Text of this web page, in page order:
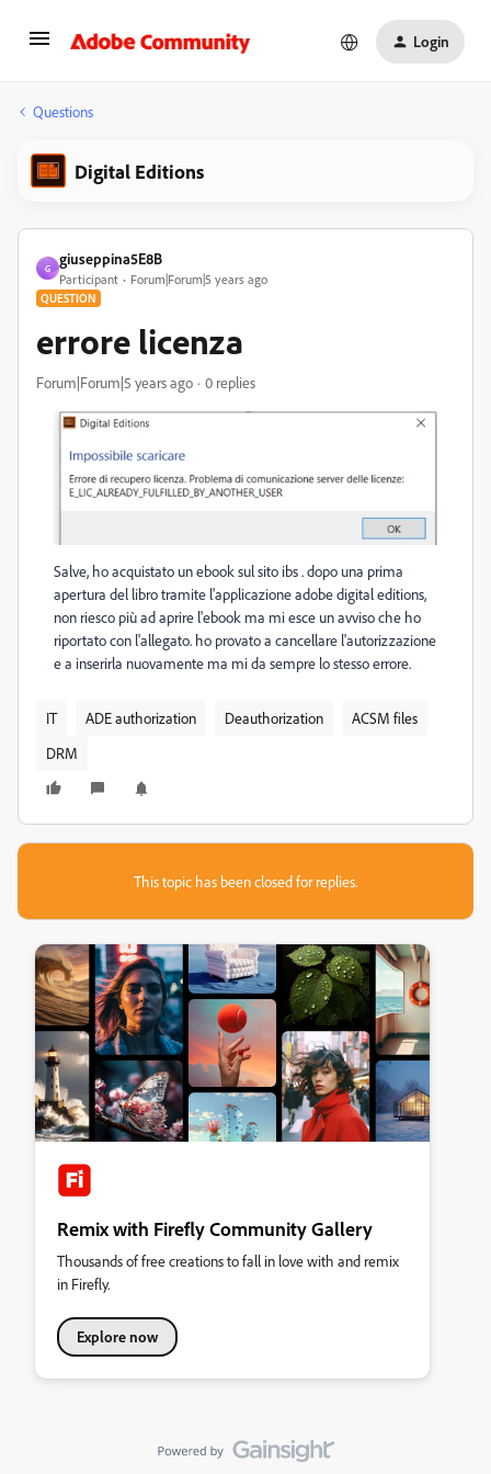
Login
Questions
Digital Editions
G
giuseppina5E8B
Participant Forum|Forum|5 years ago
QUESTION
errore licenza
Forum|Forum|5 years ago 0 replies
Salve, ho acquistato un ebook sul sito ibs . dopo una prima
apertura del libro tramite l'applicazione adobe digital editions,
non riesco più ad aprire l'ebook ma mi esce un avviso che ho
riportato con l'allegato. ho provato a cancellare l'autorizzazione
e a inserirla nuovamente ma mi da sempre lo stesso errore.
IT ADE authorization Deauthorization
ACSM files
DRM
This topic has been closed for replies.
Remix with Firefly Community Gallery
Thousands of free creations to fall in love with and remix
in Firefly.
Explore now